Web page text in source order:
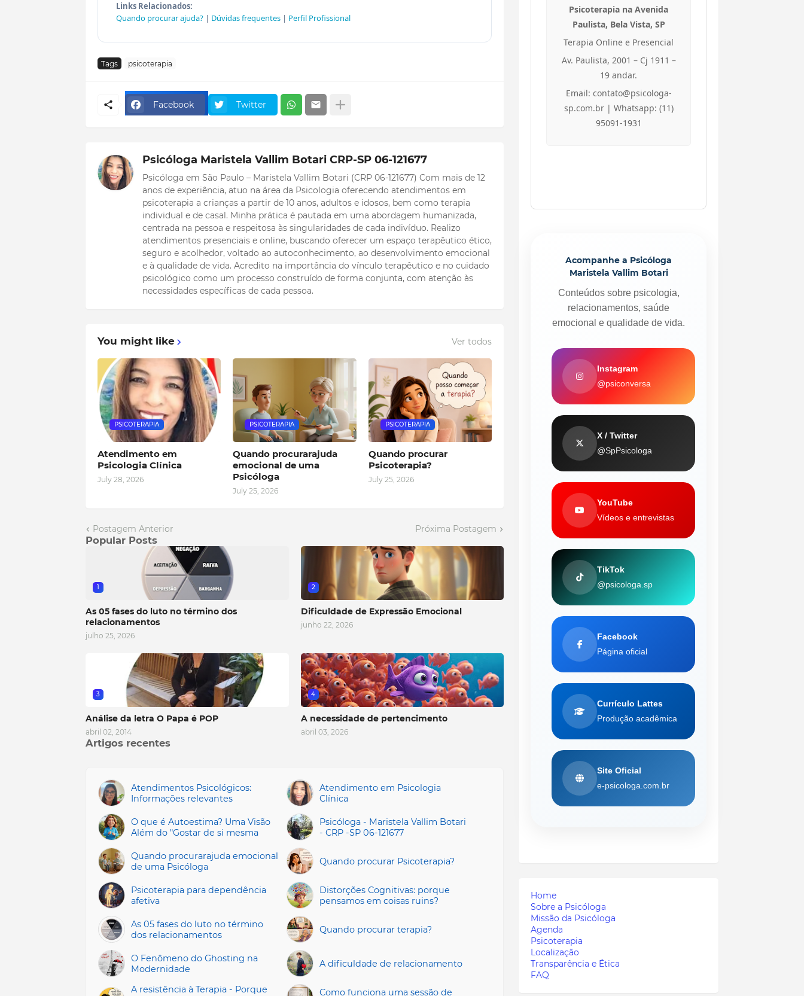
Links Relacionados:
Quando procurar ajuda? | Dúvidas frequentes | Perfil Profissional
Tags psicoterapia
Facebook Twitter
Psicóloga Maristela Vallim Botari CRP-SP 06-121677
Psicóloga em São Paulo – Maristela Vallim Botari (CRP 06-121677) Com mais de 12
anos de experiência, atuo na área da Psicologia oferecendo atendimentos em
psicoterapia a crianças a partir de 10 anos, adultos e idosos, bem como terapia
individual e de casal. Minha prática é pautada em uma abordagem humanizada,
centrada na pessoa e respeitosa às singularidades de cada indivíduo. Realizo
atendimentos presenciais e online, buscando oferecer um espaço terapêutico ético,
seguro e acolhedor, voltado ao autoconhecimento, ao desenvolvimento emocional
e à qualidade de vida. Acredito na importância do vínculo terapêutico e no cuidado
psicológico como um processo construído de forma conjunta, com atenção às
necessidades específicas de cada pessoa.
You might like Ver todos
PSICOTERAPIA
Atendimento em
Psicologia Clínica
July 28, 2026
PSICOTERAPIA
Quando procurarajuda
emocional de uma
Psicóloga
July 25, 2026
PSICOTERAPIA
Quando procurar
Psicoterapia?
July 25, 2026
Postagem Anterior Próxima Postagem
Popular Posts
1
As 05 fases do luto no término dos
relacionamentos
julho 25, 2026
2
Dificuldade de Expressão Emocional
junho 22, 2026
3
Análise da letra O Papa é POP
abril 02, 2014
4
A necessidade de pertencimento
abril 03, 2026
Artigos recentes
Atendimentos Psicológicos:
Informações relevantes
Atendimento em Psicologia
Clínica
O que é Autoestima? Uma Visão
Além do "Gostar de si mesma
Psicóloga - Maristela Vallim Botari
- CRP -SP 06-121677
Quando procurarajuda emocional
de uma Psicóloga
Quando procurar Psicoterapia?
Psicoterapia para dependência
afetiva
Distorções Cognitivas: porque
pensamos em coisas ruins?
As 05 fases do luto no término
dos relacionamentos
Quando procurar terapia?
O Fenômeno do Ghosting na
Modernidade
A dificuldade de relacionamento
A resistência à Terapia - Porque
Como funciona uma sessão de
Psicoterapia na Avenida
Paulista, Bela Vista, SP
Terapia Online e Presencial
Av. Paulista, 2001 – Cj 1911 –
19 andar.
Email: contato@psicologa-
sp.com.br | Whatsapp: (11)
95091-1931
Acompanhe a Psicóloga
Maristela Vallim Botari
Conteúdos sobre psicologia,
relacionamentos, saúde
emocional e qualidade de vida.
Instagram
@psiconversa
X / Twitter
@SpPsicologa
YouTube
Vídeos e entrevistas
TikTok
@psicologa.sp
Facebook
Página oficial
Currículo Lattes
Produção acadêmica
Site Oficial
e-psicologa.com.br
Home
Sobre a Psicóloga
Missão da Psicóloga
Agenda
Psicoterapia
Localização
Transparência e Ética
FAQ